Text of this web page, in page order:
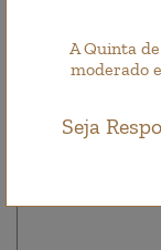
A Quinta
moderado
Seja